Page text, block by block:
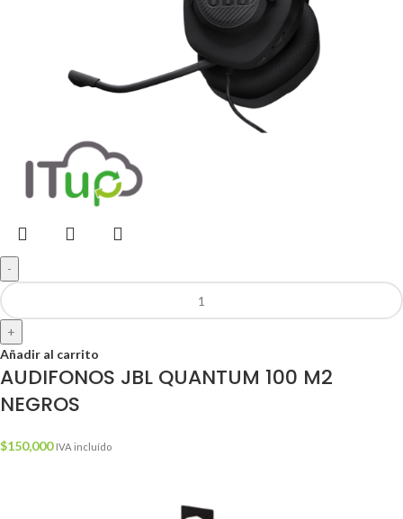
-
+
Añadir al carrito
AUDIFONOS JBL QUANTUM 100 M2
NEGROS
$150,000 IVA incluído